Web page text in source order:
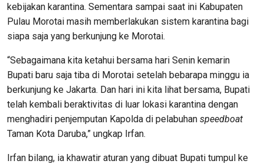
kebijakan karantina. Sementara sampai saat ini Kabupaten
Pulau Morotai masih memberlakukan sistem karantina bagi
siapa saja yang berkunjung ke Morotai.
“Sebagaimana kita ketahui bersama hari Senin kemarin
Bupati baru saja tiba di Morotai setelah bebarapa minggu ia
berkunjung ke Jakarta. Dan hari ini kita lihat bersama, Bupati
telah kembali beraktivitas di luar lokasi karantina dengan
menghadiri penjemputan Kapolda di pelabuhan speedboat
Taman Kota Daruba,” ungkap Irfan.
Irfan bilang, ia khawatir aturan yang dibuat Bupati tumpul ke